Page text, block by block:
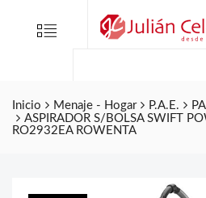
Menu
Inicio Menaje - Hogar P.A.E.
ASPIRADOR S/BOLSA SWIFT
RO2932EA ROWENTA
Folletos
Contacto